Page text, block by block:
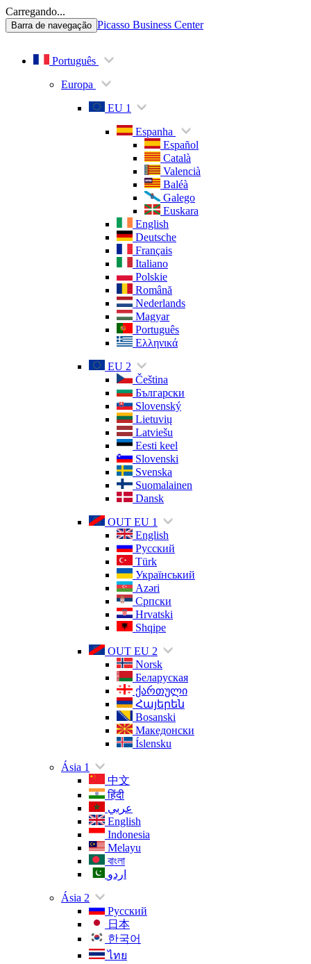
Carregando...
Barra de navegação Picasso Business Center
Português
Europa
EU 1
Espanha
Español
Català
Valencià
Baléà
Galego
Euskara
English
Deutsche
Français
Italiano
Polskie
Română
Nederlands
Magyar
Português
Ελληνικά
EU 2
Čeština
Български
Slovenský
Lietuvių
Latviešu
Eesti keel
Slovenski
Svenska
Suomalainen
Dansk
OUT EU 1
English
Русский
Türk
Український
Azəri
Српски
Hrvatski
Shqipe
OUT EU 2
Norsk
Беларуская
ქართული
Հայերեն
Bosanski
Македонски
Íslensku
Ásia 1
中文
हिंदी
عربي
English
Indonesia
Melayu
বাংলা
اردو
Ásia 2
Русский
日本
한국어
ไทย